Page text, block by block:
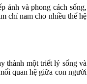
ảnh và phong cách sống,
chỉ nam cho nhiều thế hệ
thành một triết lý sống và
quan hệ giữa con người